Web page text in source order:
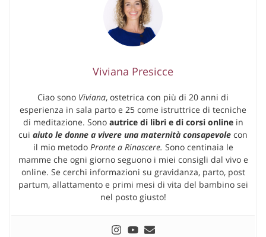
Viviana Presicce
Ciao sono Viviana, ostetrica con più di 20 anni di
esperienza in sala parto e 25 come istruttrice di tecniche
di meditazione. Sono autrice di libri e di corsi onlinein
cui aiuto le donne a vivere una maternità consapevole con
il mio metodo Pronte a Rinascere. Sono centinaia le
mamme che ogni giorno seguono i miei consigli dal vivo e
online. Se cerchi informazioni su gravidanza, parto, post
partum, allattamento e primi mesi di vita del bambino sei
nel posto giusto!